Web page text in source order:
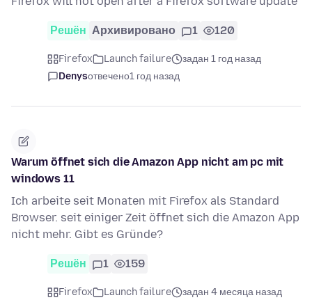
Решён Архивировано 1 120
Firefox Launch failure
задан 1 год назад
Denysотвечено1 год назад
Warum öffnet sich die Amazon App nicht am pc mit
windows 11
Ich arbeite seit Monaten mit Firefox als Standard
Browser. seit einiger Zeit öffnet sich die Amazon App
nicht mehr. Gibt es Gründe?
Решён 1 159
Firefox Launch failure
задан 4 месяца назад